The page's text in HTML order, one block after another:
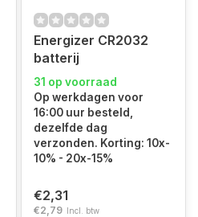
Energizer CR2032
batterij
31 op voorraad
Op werkdagen voor
16:00 uur besteld,
dezelfde dag
verzonden. Korting: 10x-
10% - 20x-15%
€2,31
€2,79 Incl. btw